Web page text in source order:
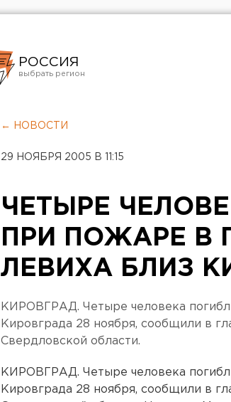
РОССИЯ
Челябинск
← НОВОСТИ
29 НОЯБРЯ 2005 В 11:15
ЧЕТЫРЕ
ПРИ ПОЖАРЕ В
ЛЕВИХА БЛИЗ
КИРОВГРАД. Четыре человека
Кировграда 28 ноября, сообщили в
Свердловской области.
КИРОВГРАД. Четыре человека
Кировграда 28 ноября, сообщили в